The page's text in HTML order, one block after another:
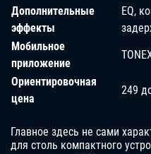
Дополнительные
эффекты
EQ,
Мобильное
приложение
Ориентировочная
цена
249
Главное здесь не сами
для столь компактного